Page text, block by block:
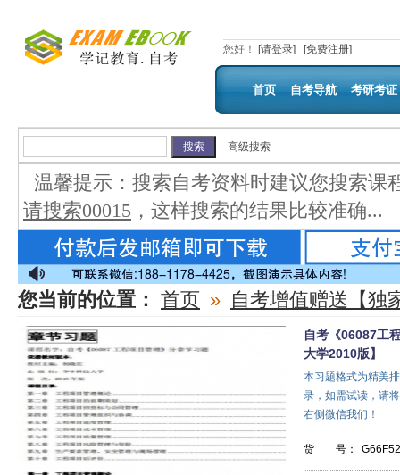
您好 ！ [请登录] [免费注册]
首页 自考导航 考研考证
高级搜索
温馨提示： 搜索自考资料时建议您搜索课
请搜索00015 ，这样搜索的结果比较准确...
您当前的位置： 首页 » 自考增值赠送【独
自考《06087工
大学2010版】
本习题格式为精美
录，如需试读，请
右侧微信我们！
货 号：